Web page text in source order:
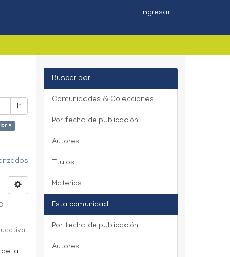
Ingresar
Ir
×
la
Buscar por
Comunidades & Colecciones
Por fecha de publicación
Autores
Títulos
Materias
Esta comunidad
Por fecha de publicación
Autores